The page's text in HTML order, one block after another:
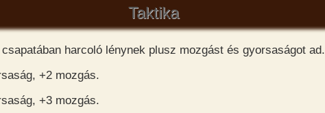
Taktika
harcoló lénynek plusz mozgást és gyorsaságot ad.
+2 mozgás.
+3 mozgás.